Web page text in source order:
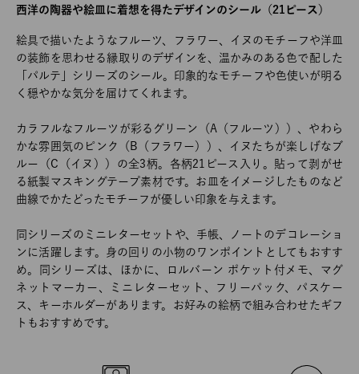
西洋の陶器や絵皿に着想を得たデザインのシール（21ピース）
絵具で描いたようなフルーツ、フラワー、イヌのモチーフや洋皿
の装飾を思わせる縁取りのデザインを、温かみのある色で配した
「パルテ」シリーズのシール。印象的なモチーフや色使いが明る
く穏やかな気分を届けてくれます。
カラフルなフルーツが彩るグリーン（A（フルーツ））、やわら
かな雰囲気のピンク（B（フラワー））、イヌたちが楽しげなブ
ルー（C（イヌ））の全3柄。各柄21ピース入り。貼って剥がせ
る紙製マスキングテープ素材です。お皿をイメージしたものなど
曲線でかたどったモチーフが優しい印象を与えます。
同シリーズのミニレターセットや、手帳、ノートのデコレーショ
ンに活躍します。身の回りの小物のワンポイントとしてもおすす
め。同シリーズは、ほかに、ロルバーン ポケット付メモ、マグ
ネットマーカー、ミニレターセット、フリーパック、パスケー
ス、キーホルダーがあります。お好みの絵柄で組み合わせたギフ
トもおすすめです。